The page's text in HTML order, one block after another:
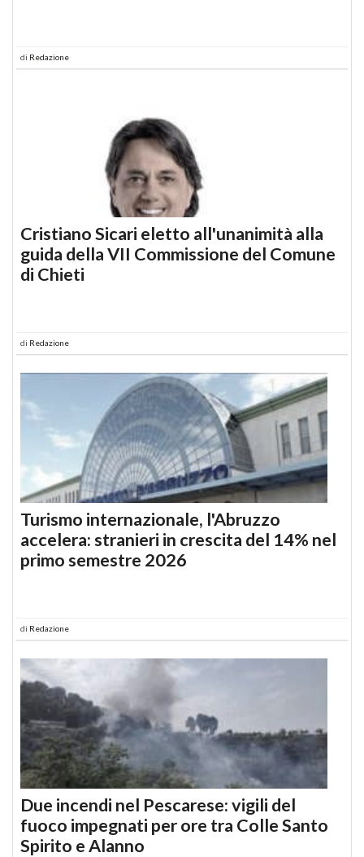
di Redazione
Cristiano Sicari eletto all'unanimità alla
guida della VII Commissione del Comune
di Chieti
di Redazione
Turismo internazionale, l'Abruzzo
accelera: stranieri in crescita del 14% nel
primo semestre 2026
di Redazione
Due incendi nel Pescarese: vigili del
fuoco impegnati per ore tra Colle Santo
Spirito e Alanno